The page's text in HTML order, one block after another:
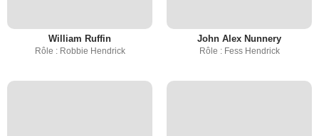
William Ruffin
Rôle : Robbie Hendrick
John Alex Nunnery
Rôle : Fess Hendrick